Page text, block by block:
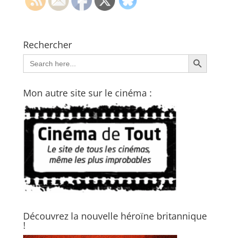
Rechercher
Search
for:
Search Button
Mon autre site sur le cinéma :
Découvrez la nouvelle héroïne britannique
!